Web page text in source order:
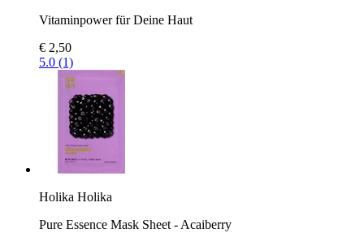
Vitaminpower für Deine Haut
€ 2,50
5.0 (1)
Holika Holika
Pure Essence Mask Sheet - Acaiberry